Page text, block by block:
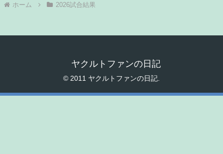
ホーム 2026試合結果
ヤクルトファンの日記
© 2011 ヤクルトファンの日記.